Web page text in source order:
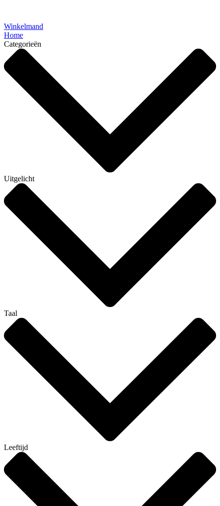
Winkelmand
Home
Categorieën
Uitgelicht
Taal
Leeftijd